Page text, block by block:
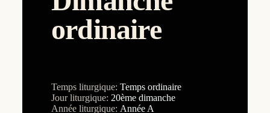
1er dimanche
20ème dimanche
23ème dimanche
ordinaire
Temps liturgique: Temps ordinaire
Jour liturgique: 20ème dimanche
Année liturgique: Année A